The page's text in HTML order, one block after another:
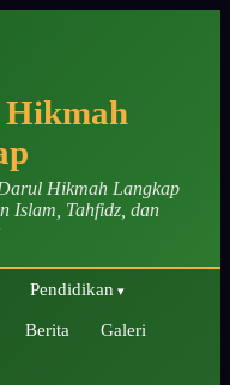
Hikmah
Hikmah Langkap
Islam, Tahfidz, dan
Pendidikan
Berita
Galeri